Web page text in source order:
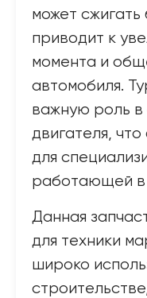
может
приводит к
момента и
автомобиля.
важную роль в
двигателя,
для
работающей в
Данная
для техники
широко